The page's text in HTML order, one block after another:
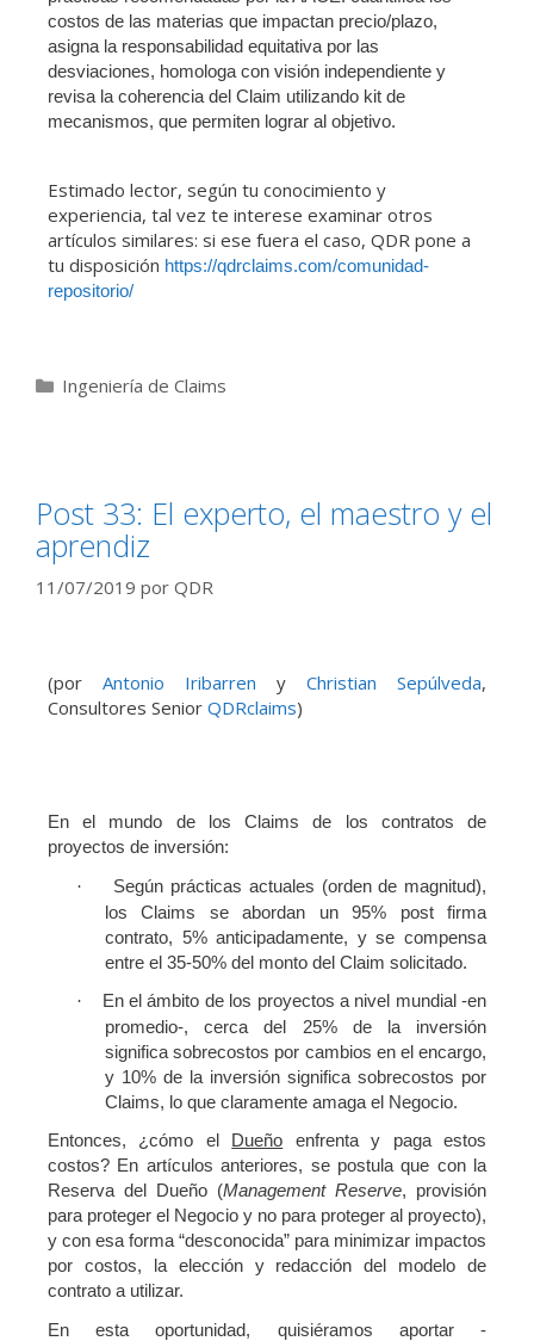
costos de las materias que impactan precio/plazo,
asigna la responsabilidad equitativa por las
desviaciones, homologa con visión independiente y
revisa la coherencia del Claim utilizando kit de
mecanismos, que permiten lograr al objetivo.
Estimado lector, según tu conocimiento y
experiencia, tal vez te interese examinar otros
artículos similares: si ese fuera el caso, QDR pone a
tu disposición https://qdrclaims.com/comunidad-
repositorio/
Ingeniería de Claims
Post 33: El experto, el maestro y el
aprendiz
11/07/2019 por QDR
(por Antonio Iribarren y Christian Sepúlveda,
Consultores Senior QDRclaims)
En el mundo de los Claims de los contratos de
proyectos de inversión:
·
Según prácticas actuales (orden de magnitud),
los Claims se abordan un 95% post firma
contrato, 5% anticipadamente, y se compensa
entre el 35-50% del monto del Claim solicitado.
·
En el ámbito de los proyectos a nivel mundial -en
promedio-, cerca del 25% de la inversión
significa sobrecostos por cambios en el encargo,
y 10% de la inversión significa sobrecostos por
Claims, lo que claramente amaga el Negocio.
Entonces, ¿cómo el Dueño enfrenta y paga estos
costos? En artículos anteriores, se postula que con la
Reserva del Dueño (Management Reserve, provisión
para proteger el Negocio y no para proteger al proyecto),
y con esa forma “desconocida” para minimizar impactos
por costos, la elección y redacción del modelo de
contrato a utilizar.
En esta oportunidad, quisiéramos aportar -